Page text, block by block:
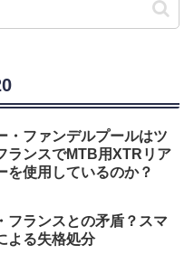
・ファンデルプールはツ
ランスでMTB用XTRリア
を使用しているのか？
フランスとの矛盾？スマ
よる失格処分